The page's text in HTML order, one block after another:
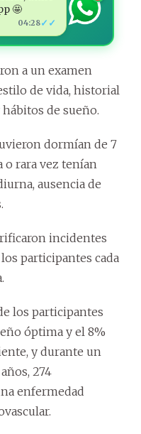
🤩
04:28✓✓
a un examen
de vida, historial
de sueño.
dormían de 7
o rara vez tenían
ausencia de
incidentes
participantes cada
los participantes
óptima y el 8%
y durante un
274
enfermedad